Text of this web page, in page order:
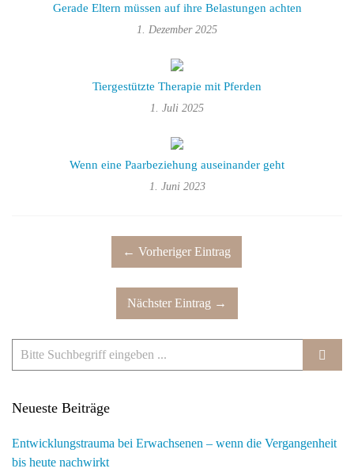
Gerade Eltern müssen auf ihre Belastungen achten
1. Dezember 2025
Tiergestützte Therapie mit Pferden
1. Juli 2025
Wenn eine Paarbeziehung auseinander geht
1. Juni 2023
← Vorheriger Eintrag
Nächster Eintrag →
Neueste Beiträge
Entwicklungstrauma bei Erwachsenen – wenn die Vergangenheit
bis heute nachwirkt